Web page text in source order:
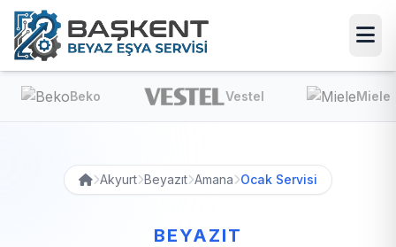
Beko Vestel Miele
Akyurt Beyazıt Amana Ocak Servisi
BEYAZIT